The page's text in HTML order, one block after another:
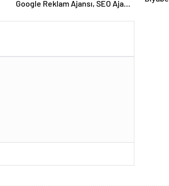
Google Reklam Ajansı, SEO Ajansı